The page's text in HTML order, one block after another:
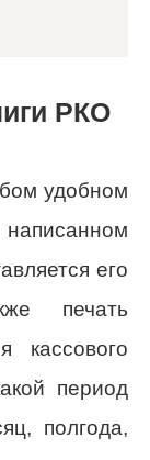
РКО
удобном
его
печать
кассового
период
полгода,